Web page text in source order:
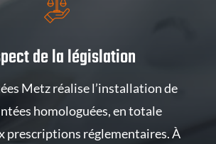
de la législation
Metz réalise l’installation de
homologuées, en totale
prescriptions réglementaires. À